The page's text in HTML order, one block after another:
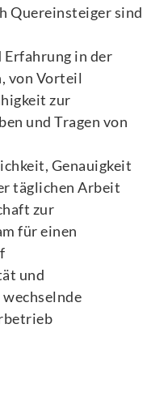
Quereinsteiger sind
Erfahrung in der
von Vorteil
zur
und Tragen von
Genauigkeit
täglichen Arbeit
zur
für einen
und